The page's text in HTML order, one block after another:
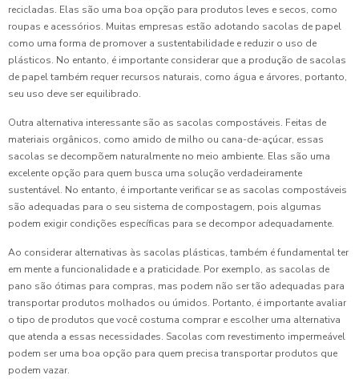
recicladas. Elas são uma boa opção para produtos leves e secos, como
roupas e acessórios. Muitas empresas estão adotando sacolas de papel
como uma forma de promover a sustentabilidade e reduzir o uso de
plásticos. No entanto, é importante considerar que a produção de sacolas
de papel também requer recursos naturais, como água e árvores, portanto,
seu uso deve ser equilibrado.
Outra alternativa interessante são as sacolas compostáveis. Feitas de
materiais orgânicos, como amido de milho ou cana-de-açúcar, essas
sacolas se decompõem naturalmente no meio ambiente. Elas são uma
excelente opção para quem busca uma solução verdadeiramente
sustentável. No entanto, é importante verificar se as sacolas compostáveis
são adequadas para o seu sistema de compostagem, pois algumas
podem exigir condições específicas para se decompor adequadamente.
Ao considerar alternativas às sacolas plásticas, também é fundamental ter
em mente a funcionalidade e a praticidade. Por exemplo, as sacolas de
pano são ótimas para compras, mas podem não ser tão adequadas para
transportar produtos molhados ou úmidos. Portanto, é importante avaliar
o tipo de produtos que você costuma comprar e escolher uma alternativa
que atenda a essas necessidades. Sacolas com revestimento impermeável
podem ser uma boa opção para quem precisa transportar produtos que
podem vazar.